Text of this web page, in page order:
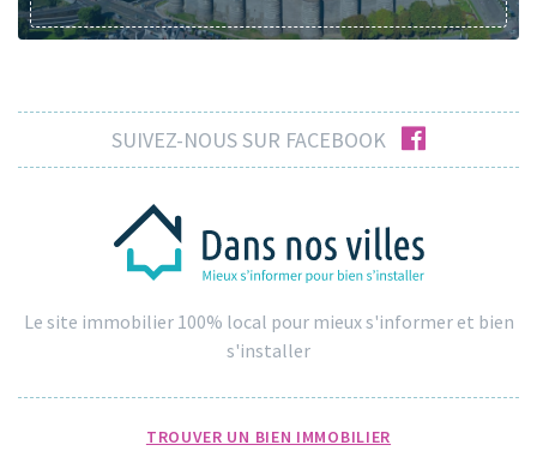
SUIVEZ-NOUS SUR FACEBOOK facebook
Le site immobilier 100% local pour mieux s'informer et bien
s'installer
TROUVER UN BIEN IMMOBILIER